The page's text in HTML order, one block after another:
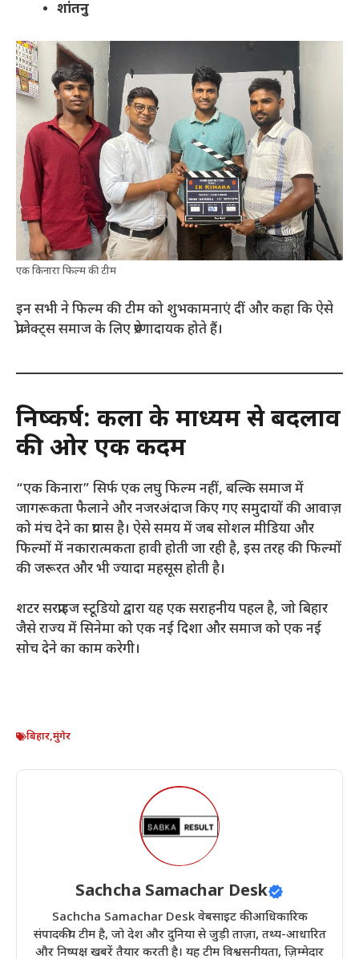
शांतनु
एक किनारा फिल्म की टीम
इन सभी ने फिल्म की टीम को शुभकामनाएं दीं और कहा कि ऐसे
प्रोजेक्ट्स समाज के लिए प्रेरणादायक होते हैं।
निष्कर्ष: कला के माध्यम से बदलाव
की ओर एक कदम
“एक किनारा” सिर्फ एक लघु फिल्म नहीं, बल्कि समाज में
जागरूकता फैलाने और नजरअंदाज किए गए समुदायों की आवाज़
को मंच देने का प्रयास है। ऐसे समय में जब सोशल मीडिया और
फिल्मों में नकारात्मकता हावी होती जा रही है, इस तरह की फिल्मों
की जरूरत और भी ज्यादा महसूस होती है।
शटर सरप्राइज स्टूडियो द्वारा यह एक सराहनीय पहल है, जो बिहार
जैसे राज्य में सिनेमा को एक नई दिशा और समाज को एक नई
सोच देने का काम करेगी।
बिहार,मुंगेर
Sachcha Samachar Desk
Sachcha Samachar Desk वेबसाइट की आधिकारिक
संपादकीय टीम है, जो देश और दुनिया से जुड़ी ताज़ा, तथ्य-आधारित
और निष्पक्ष खबरें तैयार करती है। यह टीम विश्वसनीयता, ज़िम्मेदार